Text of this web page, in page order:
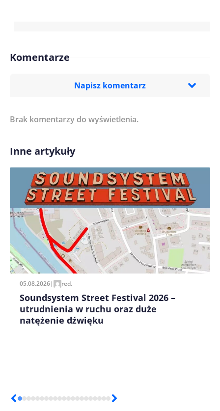
Komentarze
Napisz komentarz
Treść komentarza*
Imię/ Nick*
Zapamiętaj moje dane w tej przeglądarce podczas
pisania kolejnych komentarzy.
Brak komentarzy do wyświetlenia.
Inne artykuły
05.08.2026| red.
Soundsystem Street Festival 2026 –
utrudnienia w ruchu oraz duże
natężenie dźwięku